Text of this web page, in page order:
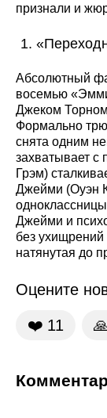
признали и
Абсолютный
восемью
Джеком
Формально
снята одним
захватывает
Грэм)
Джейми (Оуэн
Джейми и
без ухищрений
натянутая до
Оцените
❤️ 11